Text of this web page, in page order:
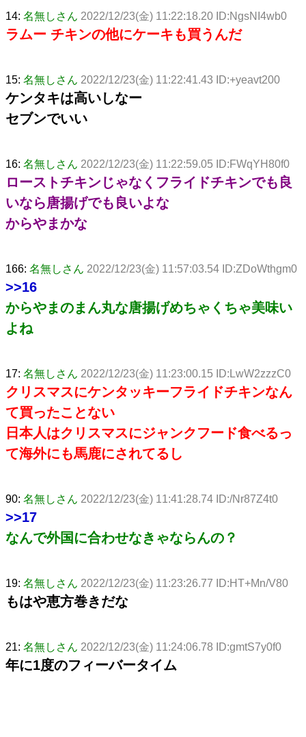
14: 名無しさん 2022/12/23(金) 11:22:18.20 ID:NgsNI4wb0
ラムー チキンの他にケーキも買うんだ
15: 名無しさん 2022/12/23(金) 11:22:41.43 ID:+yeavt200
ケンタキは高いしなー
セブンでいい
16: 名無しさん 2022/12/23(金) 11:22:59.05 ID:FWqYH80f0
ローストチキンじゃなくフライドチキンでも良
いなら唐揚げでも良いよな
からやまかな
166: 名無しさん 2022/12/23(金) 11:57:03.54 ID:ZDoWthgm0
>>16
からやまのまん丸な唐揚げめちゃくちゃ美味い
よね
17: 名無しさん 2022/12/23(金) 11:23:00.15 ID:LwW2zzzC0
クリスマスにケンタッキーフライドチキンなん
て買ったことない
日本人はクリスマスにジャンクフード食べるっ
て海外にも馬鹿にされてるし
90: 名無しさん 2022/12/23(金) 11:41:28.74 ID:/Nr87Z4t0
>>17
なんで外国に合わせなきゃならんの？
19: 名無しさん 2022/12/23(金) 11:23:26.77 ID:HT+Mn/V80
もはや恵方巻きだな
21: 名無しさん 2022/12/23(金) 11:24:06.78 ID:gmtS7y0f0
年に1度のフィーバータイム